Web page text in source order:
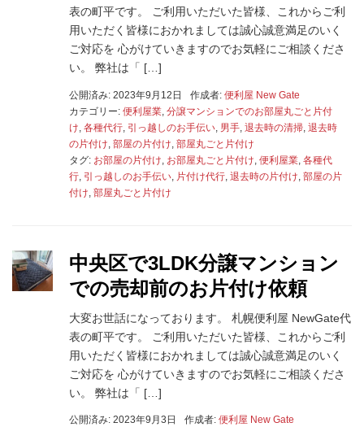
表の町平です。 ご利用いただいた皆様、これからご利
用いただく皆様におかれましては誠心誠意満足のいく
ご対応を 心がけていきますのでお気軽にご相談くださ
い。 弊社は「 […]
公開済み: 2023年9月12日 作成者: 便利屋 New Gate
カテゴリー: 便利屋業 分譲マンションでのお部屋丸ごと片付
け 各種代行 引っ越しのお手伝い 男手 退去時の清掃 退去時
の片付け 部屋の片付け 部屋丸ごと片付け
タグ: お部屋の片付け お部屋丸ごと片付け 便利屋業 各種代
行 引っ越しのお手伝い 片付け代行 退去時の片付け 部屋の片
付け 部屋丸ごと片付け
中央区で3LDK分譲マンション
での売却前のお片付け依頼
大変お世話になっております。 札幌便利屋 NewGate代
表の町平です。 ご利用いただいた皆様、これからご利
用いただく皆様におかれましては誠心誠意満足のいく
ご対応を 心がけていきますのでお気軽にご相談くださ
い。 弊社は「 […]
公開済み: 2023年9月3日 作成者: 便利屋 New Gate